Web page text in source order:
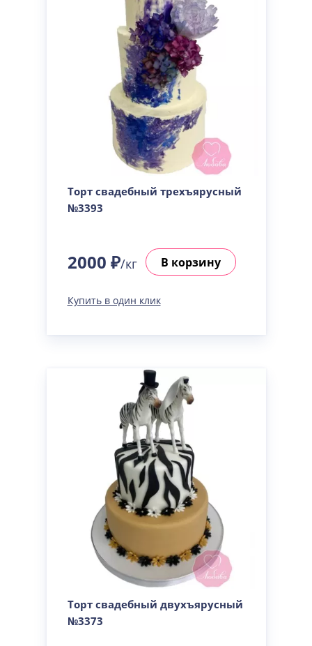
Торт свадебный трехъярусный
№3393
2000 ₽/кг В корзину
Купить в один клик
Торт свадебный двухъярусный
№3373